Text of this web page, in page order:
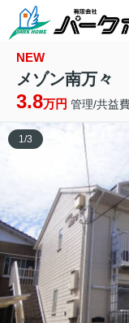
NEW
メゾン南万々
3.8万円 管理/共益
1/3